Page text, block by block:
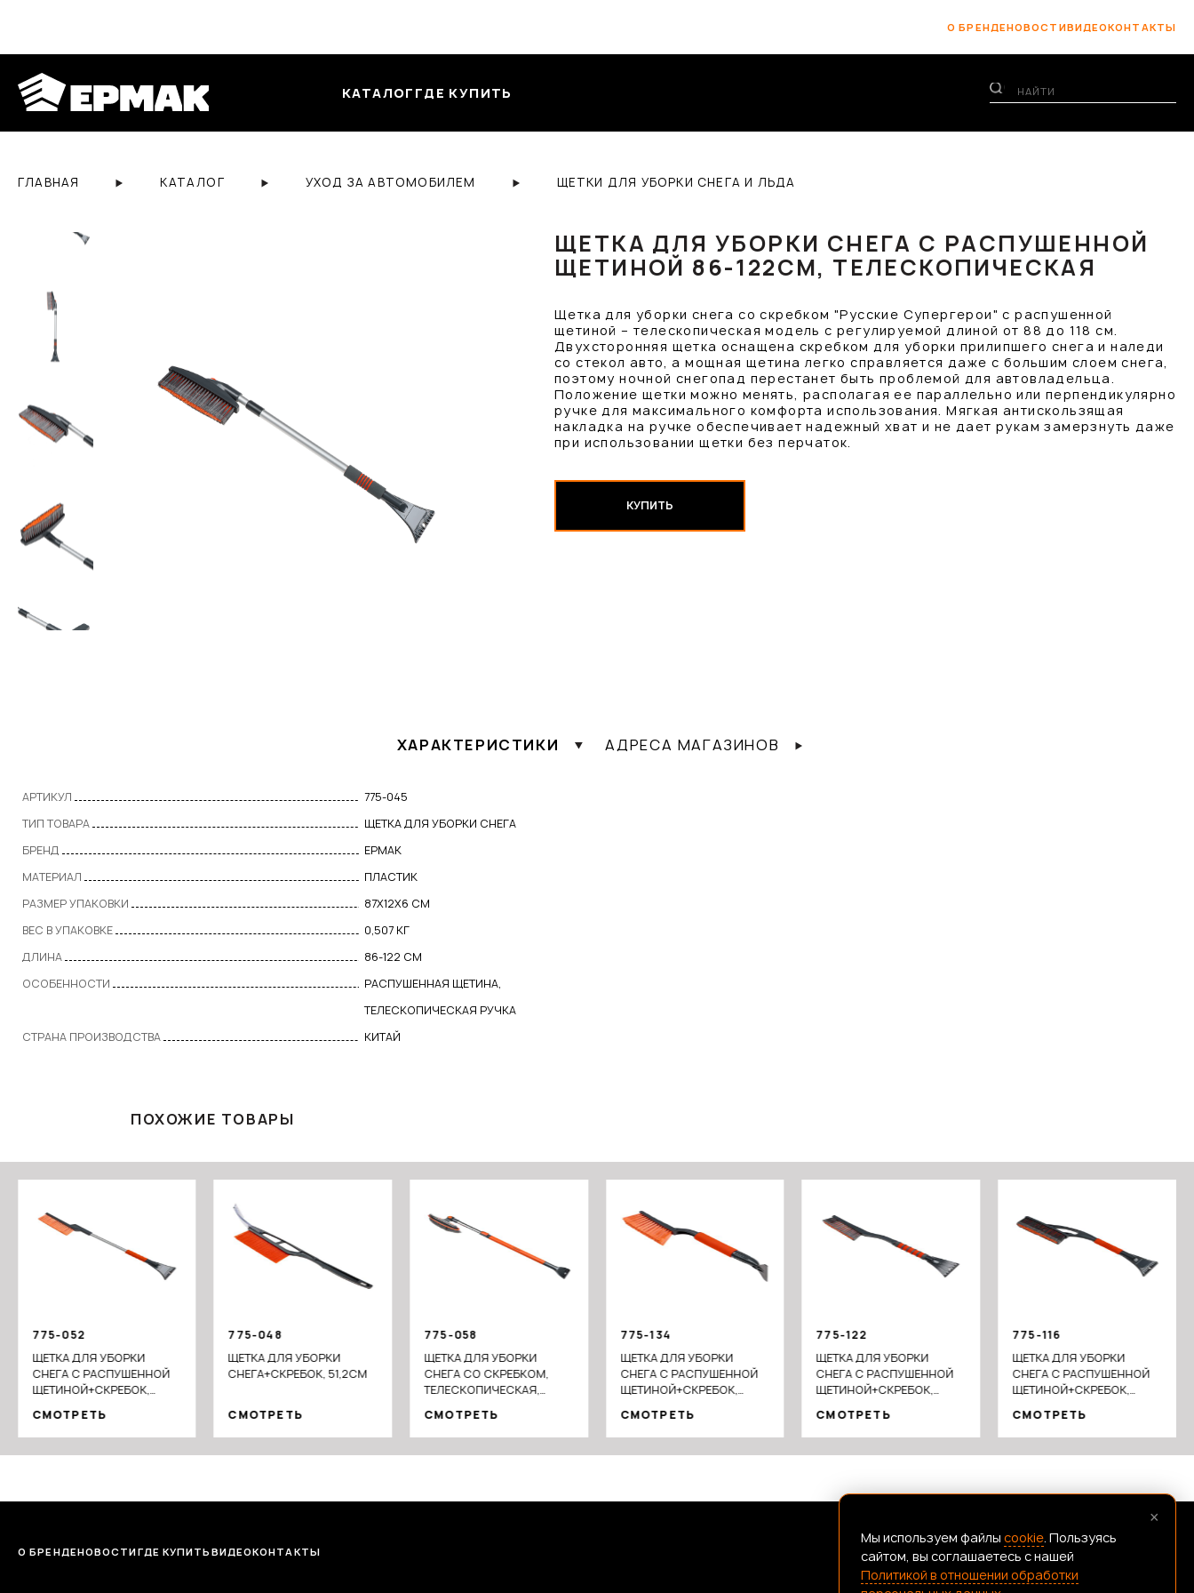
О БРЕНДЕНОВОСТИВИДЕОКОНТАКТЫ
КАТАЛОГ ГДЕ КУПИТЬ
ГЛАВНАЯ КАТАЛОГ УХОД ЗА АВТОМОБИЛЕМ ЩЕТКИ ДЛЯ УБОРКИ СНЕГА И ЛЬДА
ЩЕТКА ДЛЯ УБОРКИ СНЕГА С РАСПУШЕННОЙ
ЩЕТИНОЙ 86-122СМ, ТЕЛЕСКОПИЧЕСКАЯ
Щетка для уборки снега со скребком "Русские Супергерои" с распушенной
щетиной – телескопическая модель с регулируемой длиной от 88 до 118 см.
Двухсторонняя щетка оснащена скребком для уборки прилипшего снега и наледи
со стекол авто, а мощная щетина легко справляется даже с большим слоем снега,
поэтому ночной снегопад перестанет быть проблемой для автовладельца.
Положение щетки можно менять, располагая ее параллельно или перпендикулярно
ручке для максимального комфорта использования. Мягкая антискользящая
накладка на ручке обеспечивает надежный хват и не дает рукам замерзнуть даже
при использовании щетки без перчаток.
КУПИТЬ
ХАРАКТЕРИСТИКИ
АРТИКУЛ
775-045
ТИП ТОВАРА
ЩЕТКА ДЛЯ УБОРКИ СНЕГА
БРЕНД
ЕРМАК
МАТЕРИАЛ
ПЛАСТИК
РАЗМЕР УПАКОВКИ
87Х12Х6 СМ
ВЕС В УПАКОВКЕ
0,507 КГ
ДЛИНА
86-122 СМ
ОСОБЕННОСТИ
РАСПУШЕННАЯ ЩЕТИНА,
ТЕЛЕСКОПИЧЕСКАЯ РУЧКА
СТРАНА ПРОИЗВОДСТВА
КИТАЙ
АДРЕСА МАГАЗИНОВ
ПОХОЖИЕ ТОВАРЫ
775-052
ЩЕТКА ДЛЯ УБОРКИ
СНЕГА С РАСПУШЕННОЙ
ЩЕТИНОЙ+СКРЕБОК,
СМОТРЕТЬ
775-048
ЩЕТКА ДЛЯ УБОРКИ
СНЕГА+СКРЕБОК, 51,2СМ
СМОТРЕТЬ
775-058
ЩЕТКА ДЛЯ УБОРКИ
СНЕГА СО СКРЕБКОМ,
ТЕЛЕСКОПИЧЕСКАЯ,
СИЛИКОНОВЫЙ
СМОТРЕТЬ
775-134
ЩЕТКА ДЛЯ УБОРКИ
СНЕГА С РАСПУШЕННОЙ
ЩЕТИНОЙ+СКРЕБОК,
СМОТРЕТЬ
775-122
ЩЕТКА ДЛЯ УБОРКИ
СНЕГА С РАСПУШЕННОЙ
ЩЕТИНОЙ+СКРЕБОК,
СМОТРЕТЬ
775-116
ЩЕТКА ДЛЯ УБОРКИ
СНЕГА С РАСПУШЕННОЙ
ЩЕТИНОЙ+СКРЕБОК,
СМОТРЕТЬ
О БРЕНДЕНОВОСТИГДЕ КУПИТЬ ВИДЕОКОНТАКТЫ FRANSHIZAERMAK@CONSTANTA-T.RU
×
Мы используем файлы cookie. Пользуясь
сайтом, вы соглашаетесь с нашей
Политикой в отношении обработки